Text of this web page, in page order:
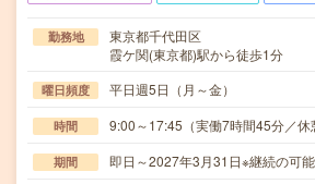
勤務地
東京都千代田区
霞ケ関(東京都)駅から徒歩1分
曜日頻度 平日週5日（月～金）
時間 9:00～17:45（実働7時間45分／休
期間 即日～2027年3月31日※継続の可